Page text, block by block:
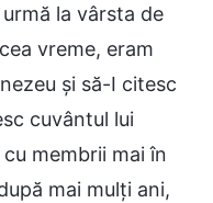
la vârsta de
vreme, eram
și să-I citesc
cuvântul lui
membrii mai în
mai mulți ani,